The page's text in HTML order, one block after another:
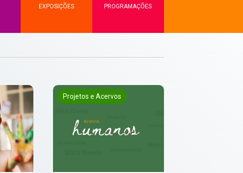
EXPOSIÇÕES PROGRAMAÇÕES
Projetos e Acervos